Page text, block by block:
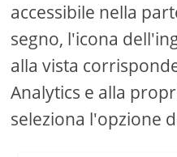
accessibile nella
segno, l'icona
alla vista
Analytics e alla
seleziona l'opzione